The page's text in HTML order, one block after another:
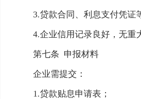
3.贷款合同、利息支付凭证
4.企业信用记录良好，无重
第七条 申报材料
企业需提交：
1.贷款贴息申请表；